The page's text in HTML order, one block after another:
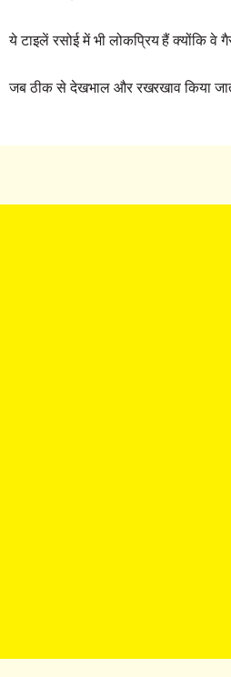
ये टाइलें रसोई में भी लोकप्रिय हैं
जब ठीक से देखभाल और रखरखाव किया